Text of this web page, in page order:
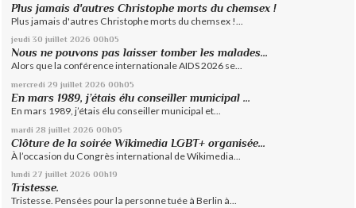
Plus jamais d'autres Christophe morts du chemsex !
Plus jamais d'autres Christophe morts du chemsex !...
jeudi 30 juillet 2026 00h05
Nous ne pouvons pas laisser tomber les malades...
Alors que la conférence internationale AIDS 2026 se...
mercredi 29 juillet 2026 00h05
En mars 1989, j’étais élu conseiller municipal ...
En mars 1989, j’étais élu conseiller municipal et...
mardi 28 juillet 2026 00h05
Clôture de la soirée Wikimedia LGBT+ organisée...
À l’occasion du Congrès international de Wikimedia...
lundi 27 juillet 2026 00h19
Tristesse.
Tristesse. Pensées pour la personne tuée à Berlin à...